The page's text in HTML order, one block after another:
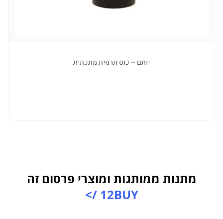
יותם – כוס תרמית מתכתית
מתנות ממותגות ומוצרי פרסום זה
12BUY />